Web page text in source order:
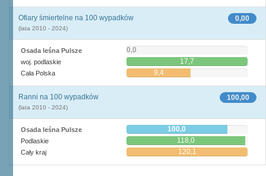
0,00
Ofiary śmiertelne na 100 wypadków
(lata 2010 - 2024)
Osada leśna Pulsze 0,0
woj. podlaskie 17,7
Cała Polska 9,4
100,00
Ranni na 100 wypadków
(lata 2010 - 2024)
Osada leśna Pulsze 100,0
Podlaskie 118,0
Cały kraj 120,1